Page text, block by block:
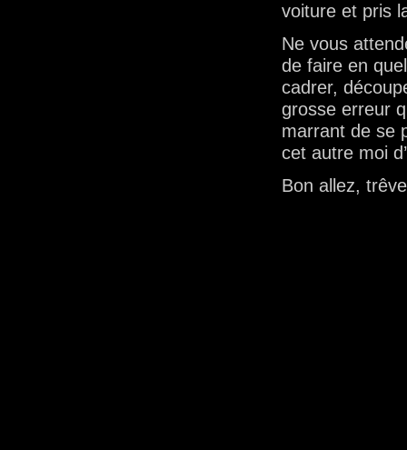
voiture et pris
Ne vous
de faire en
cadrer,
grosse erreur
marrant de se
cet autre moi
Bon allez,